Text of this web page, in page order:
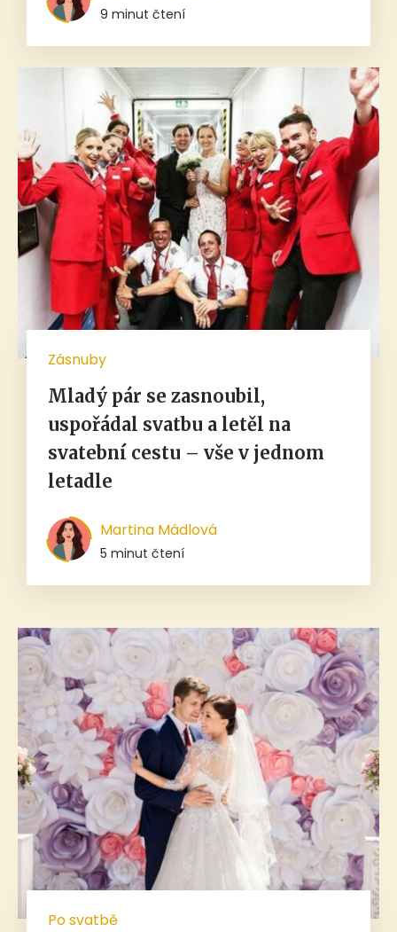
9 minut čtení
Zásnuby
Mladý pár se zasnoubil,
uspořádal svatbu a letěl na
svatební cestu – vše v jednom
letadle
Martina Mádlová
5 minut čtení
Po svatbě